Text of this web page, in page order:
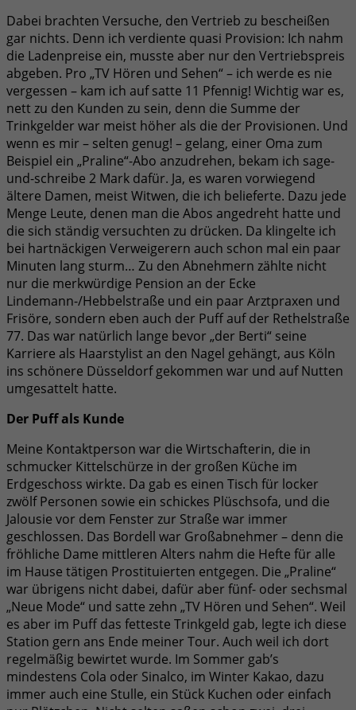
Dabei brachten Versuche, den Vertrieb zu bescheißen
gar nichts. Denn ich verdiente quasi Provision: Ich nahm
die Ladenpreise ein, musste aber nur den Vertriebspreis
abgeben. Pro „TV Hören und Sehen“ – ich werde es nie
vergessen – kam ich auf satte 11 Pfennig! Wichtig war es,
nett zu den Kunden zu sein, denn die Summe der
Trinkgelder war meist höher als die der Provisionen. Und
wenn es mir – selten genug! – gelang, einer Oma zum
Beispiel ein „Praline“-Abo anzudrehen, bekam ich sage-
und-schreibe 2 Mark dafür. Ja, es waren vorwiegend
ältere Damen, meist Witwen, die ich belieferte. Dazu jede
Menge Leute, denen man die Abos angedreht hatte und
die sich ständig versuchten zu drücken. Da klingelte ich
bei hartnäckigen Verweigerern auch schon mal ein paar
Minuten lang sturm… Zu den Abnehmern zählte nicht
nur die merkwürdige Pension an der Ecke
Lindemann-/Hebbelstraße und ein paar Arztpraxen und
Frisöre, sondern eben auch der Puff auf der Rethelstraße
77. Das war natürlich lange bevor „der Berti“ seine
Karriere als Haarstylist an den Nagel gehängt, aus Köln
ins schönere Düsseldorf gekommen war und auf Nutten
umgesattelt hatte.
Der Puff als Kunde
Meine Kontaktperson war die Wirtschafterin, die in
schmucker Kittelschürze in der großen Küche im
Erdgeschoss wirkte. Da gab es einen Tisch für locker
zwölf Personen sowie ein schickes Plüschsofa, und die
Jalousie vor dem Fenster zur Straße war immer
geschlossen. Das Bordell war Großabnehmer – denn die
fröhliche Dame mittleren Alters nahm die Hefte für alle
im Hause tätigen Prostituierten entgegen. Die „Praline“
war übrigens nicht dabei, dafür aber fünf- oder sechsmal
„Neue Mode“ und satte zehn „TV Hören und Sehen“. Weil
es aber im Puff das fetteste Trinkgeld gab, legte ich diese
Station gern ans Ende meiner Tour. Auch weil ich dort
regelmäßig bewirtet wurde. Im Sommer gab’s
mindestens Cola oder Sinalco, im Winter Kakao, dazu
immer auch eine Stulle, ein Stück Kuchen oder einfach